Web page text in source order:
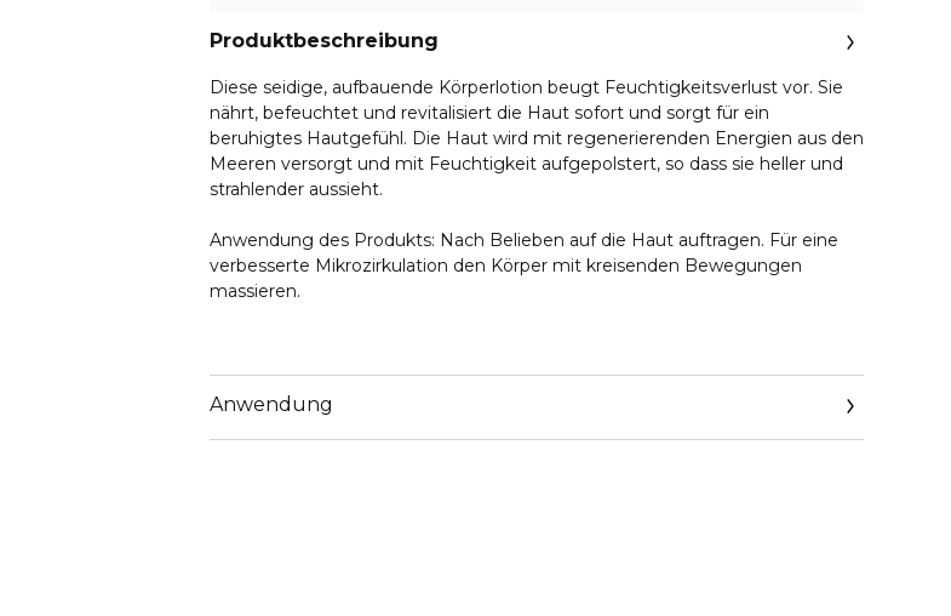
Produktbeschreibung
Diese seidige, aufbauende Körperlotion beugt Feuchtigkeitsverlust vor. Sie
nährt, befeuchtet und revitalisiert die Haut sofort und sorgt für ein
beruhigtes Hautgefühl. Die Haut wird mit regenerierenden Energien aus den
Meeren versorgt und mit Feuchtigkeit aufgepolstert, so dass sie heller und
strahlender aussieht.
Anwendung des Produkts: Nach Belieben auf die Haut auftragen. Für eine
verbesserte Mikrozirkulation den Körper mit kreisenden Bewegungen
massieren.
Anwendung